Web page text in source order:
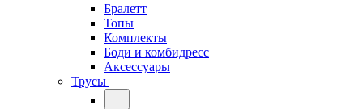
Бралетт
Топы
Комплекты
Боди и комбидресс
Аксессуары
Трусы